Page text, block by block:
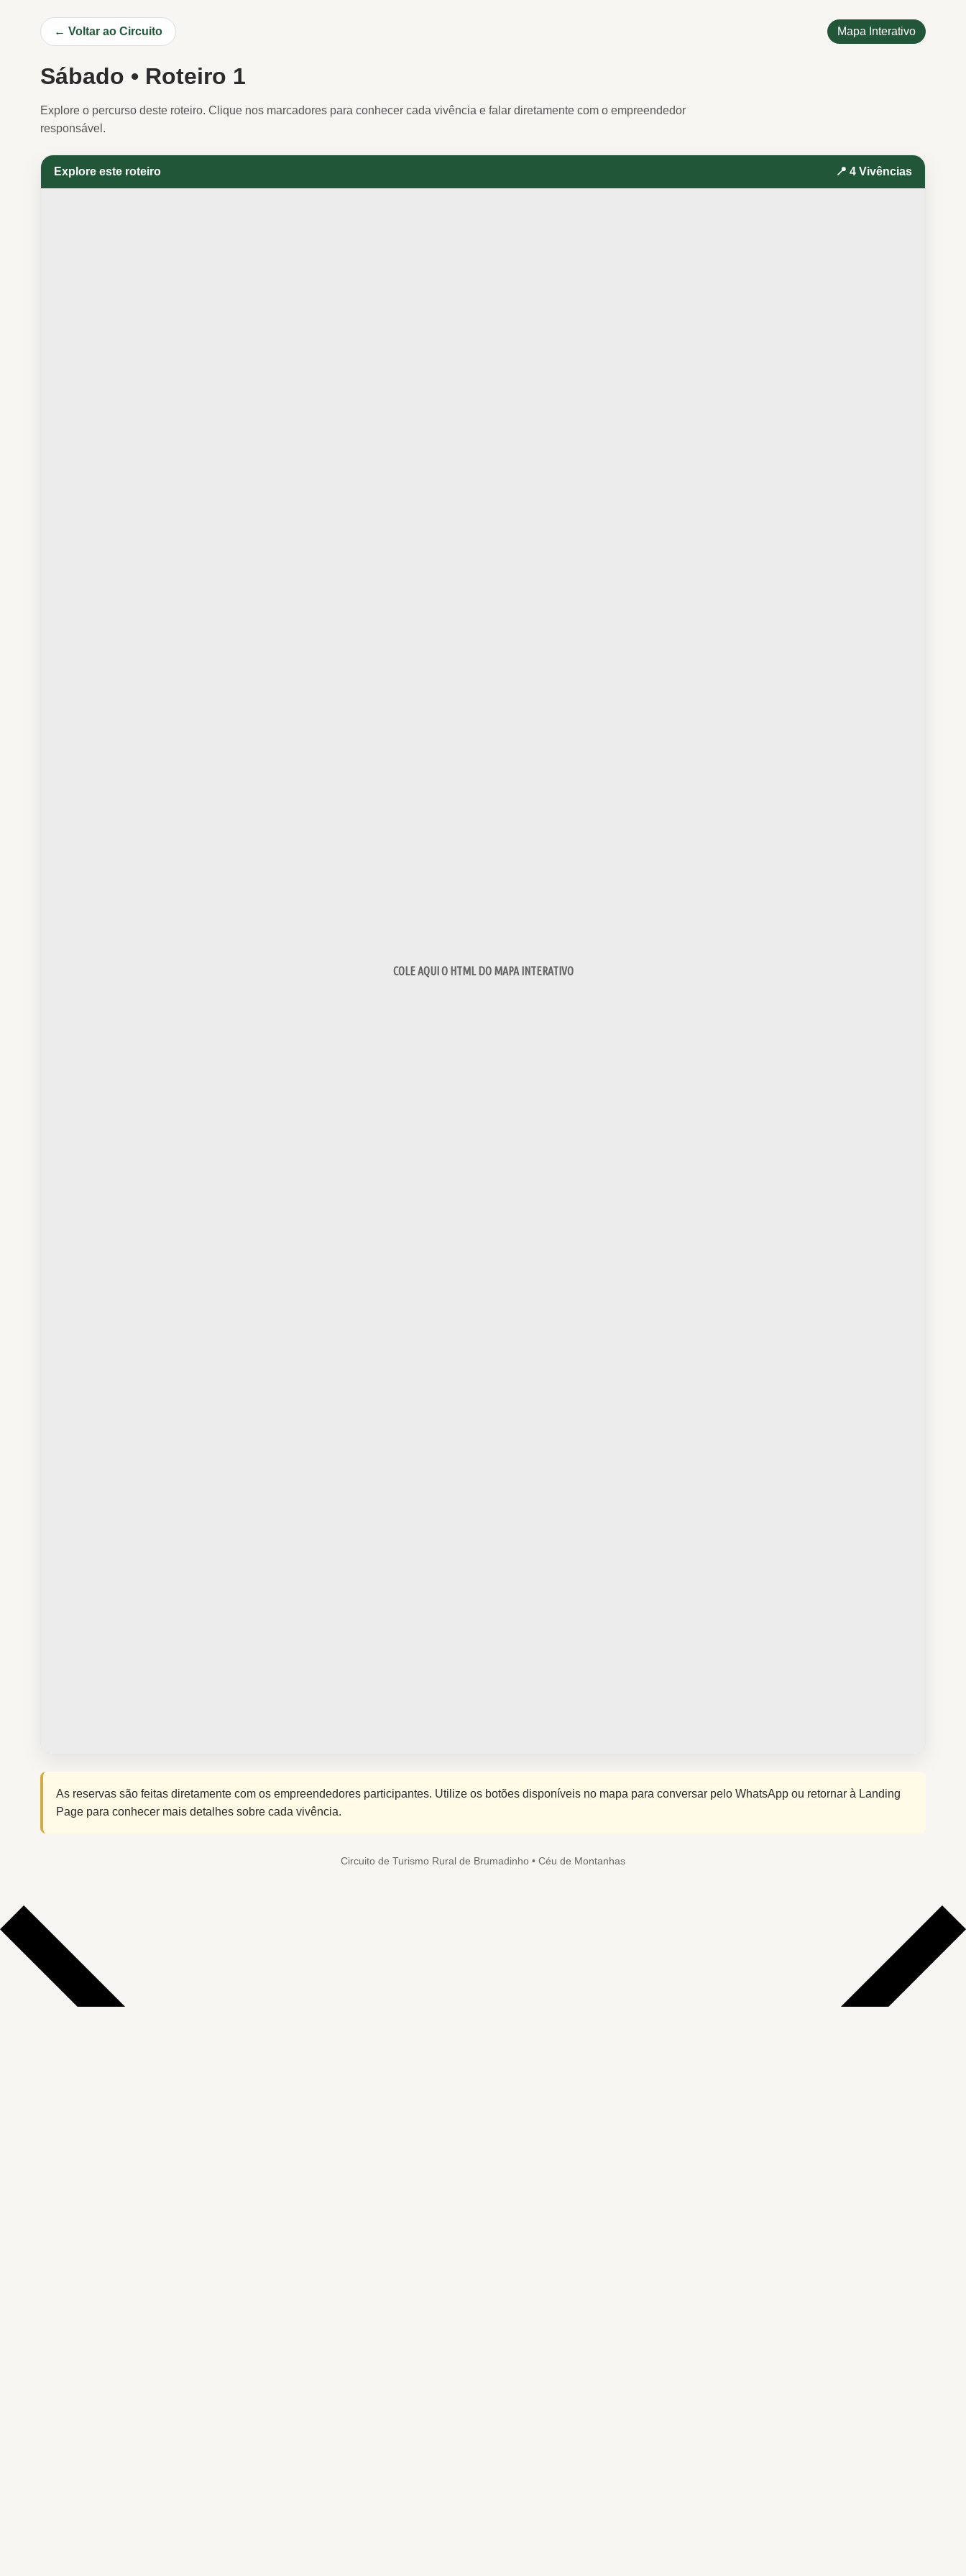
← Voltar ao Circuito Mapa Interativo
Sábado • Roteiro 1
Explore o percurso deste roteiro. Clique nos marcadores para conhecer cada vivência e falar diretamente com o empreendedor
responsável.
Explore este roteiro 📍 4 Vivências
COLE AQUI O HTML DO MAPA INTERATIVO
As reservas são feitas diretamente com os empreendedores participantes. Utilize os botões disponíveis no mapa para conversar pelo WhatsApp ou retornar à Landing
Page para conhecer mais detalhes sobre cada vivência.
Circuito de Turismo Rural de Brumadinho • Céu de Montanhas